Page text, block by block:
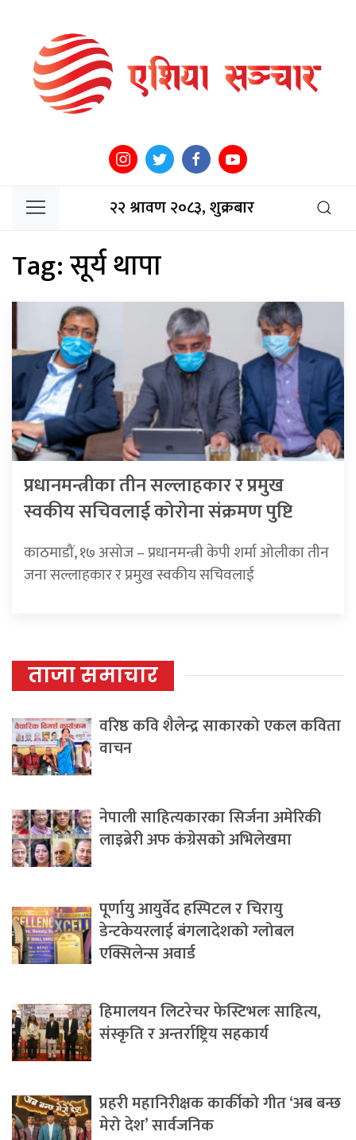
२२ श्रावण २०८३, शुक्रबार
Tag:सूर्य थापा
प्रधानमन्त्रीका तीन सल्लाहकार र प्रमुख
स्वकीय सचिवलाई कोरोना संक्रमण पुष्टि
काठमाडौं, १७ असोज – प्रधानमन्त्री केपी शर्मा ओलीका तीन
जना सल्लाहकार र प्रमुख स्वकीय सचिवलाई
ताजा समाचार
वरिष्ठ कवि शैलेन्द्र साकारको एकल कविता
वाचन
नेपाली साहित्यकारका सिर्जना अमेरिकी
लाइब्रेरी अफ कंग्रेसको अभिलेखमा
पूर्णायु आयुर्वेद हस्पिटल र चिरायु
डेन्टकेयरलाई बंगलादेशको ग्लोबल
एक्सिलेन्स अवार्ड
हिमालयन लिटरेचर फेस्टिभलः साहित्य,
संस्कृति र अन्तर्राष्ट्रिय सहकार्य
प्रहरी महानिरीक्षक कार्कीको गीत ‘अब बन्छ
मेरो देश’ सार्वजनिक